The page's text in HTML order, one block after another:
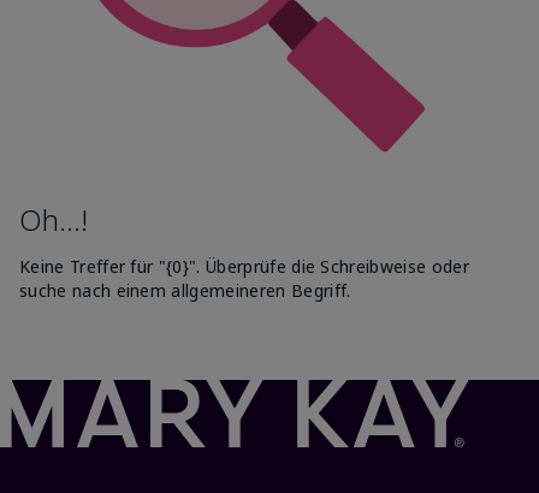
Oh...!
Keine Treffer für "{0}". Überprüfe die Schreibweise oder
suche nach einem allgemeineren Begriff.